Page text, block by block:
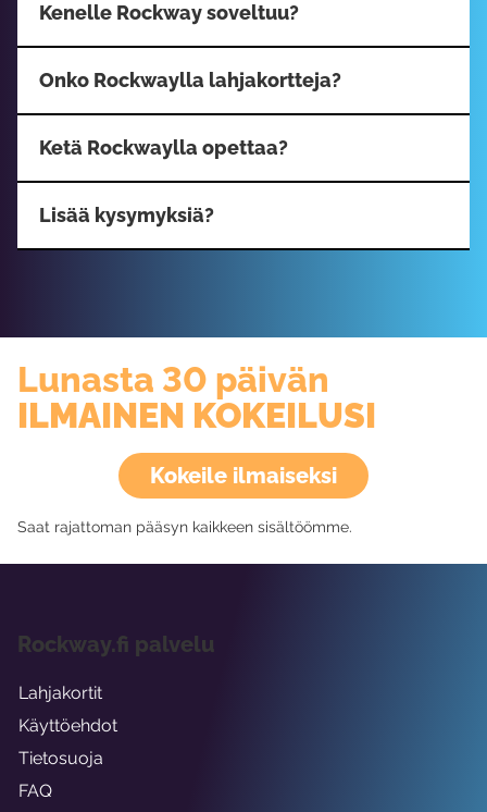
Kenelle Rockway soveltuu?
Onko Rockwaylla lahjakortteja?
Ketä Rockwaylla opettaa?
Lisää kysymyksiä?
Kokeile ilmaiseksi
Saat rajattoman pääsyn kaikkeen sisältöömme.
Lunasta 30 päivän
ILMAINEN KOKEILUSI
Rockway.fi palvelu
Lahjakortit
Käyttöehdot
Tietosuoja
FAQ